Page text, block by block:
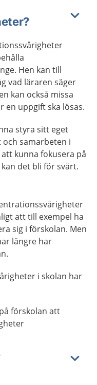
Hen kan till
vad läraren säger
kan också missa
en uppgift ska lösas.
styra sitt eget
samarbeten i
kunna fokusera på
det bli för svårt.
att till exempel ha
sig i förskolan. Men
längre har
i skolan har
förskolan att